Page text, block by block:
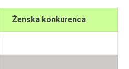
Ženska konkurenca